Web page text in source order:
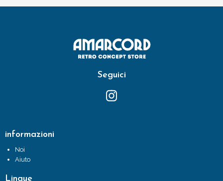
Seguici
informazioni
Noi
Aiuto
Lingue